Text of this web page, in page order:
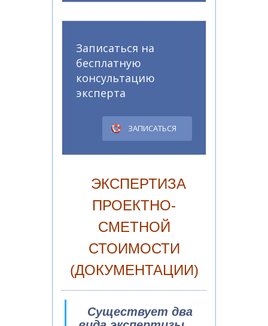
Записаться на
бесплатную
консультацию
эксперта
ЗАПИСАТЬСЯ
ЭКСПЕРТИЗА
ПРОЕКТНО-
СМЕТНОЙ
СТОИМОСТИ
(ДОКУМЕНТАЦИИ)
Существует два